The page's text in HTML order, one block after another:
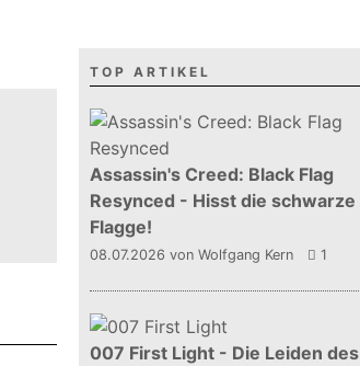
TOP ARTIKEL
Assassin's Creed: Black Flag
Resynced - Hisst die schwarze
Flagge!
08.07.2026 von Wolfgang Kern 1
007 First Light - Die Leiden des